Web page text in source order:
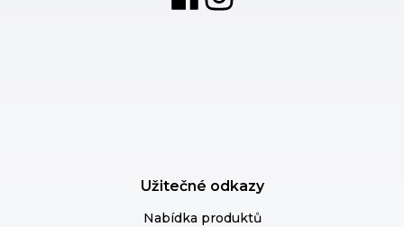
Užitečné odkazy
Nabídka produktů